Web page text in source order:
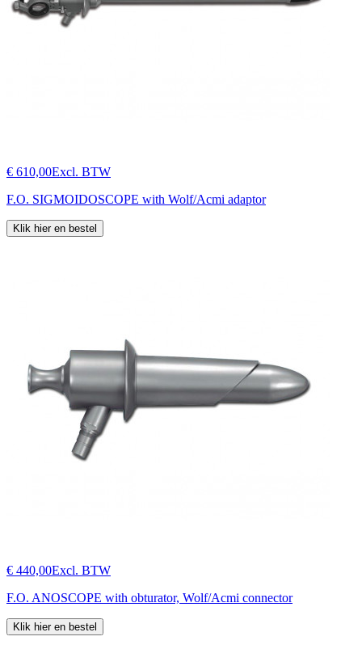
€ 610,00Excl. BTW
F.O. SIGMOIDOSCOPE with Wolf/Acmi adaptor
Klik hier en bestel
€ 440,00Excl. BTW
F.O. ANOSCOPE with obturator, Wolf/Acmi connector
Klik hier en bestel